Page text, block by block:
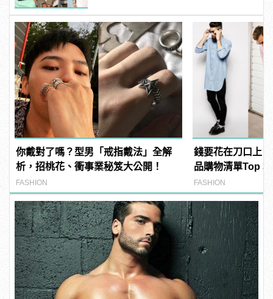
你戴對了嗎？型男「戒指戴法」全解
析，招桃花、衝事業秘笈大公開！
FASHION
錢要花在刀口上
品購物清單Top 3
FASHION